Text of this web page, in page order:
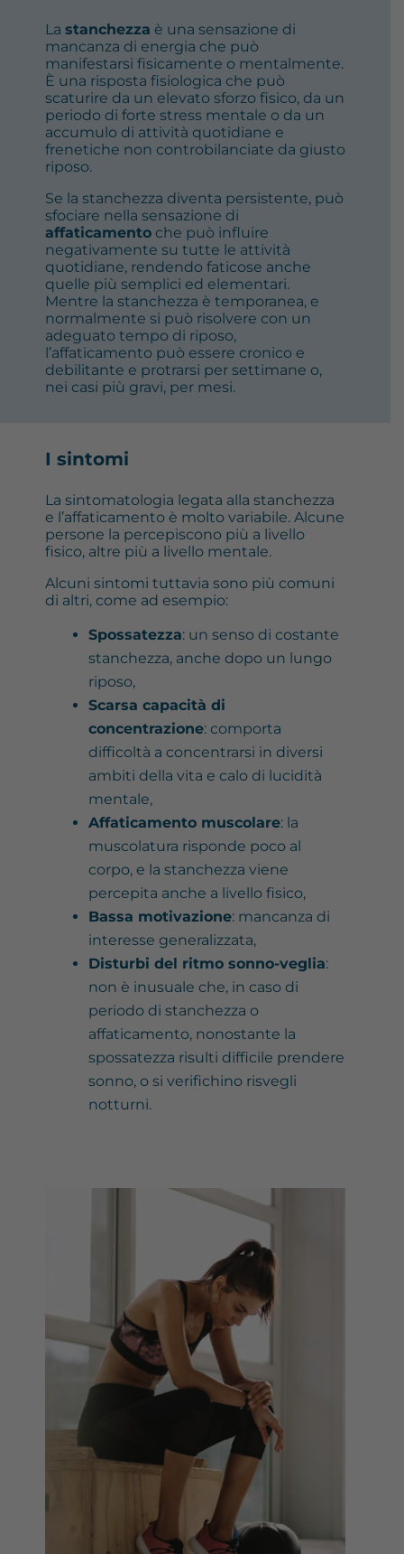
La stanchezza è una sensazione di
mancanza di energia che può
manifestarsi fisicamente o mentalmente.
È una risposta fisiologica che può
scaturire da un elevato sforzo fisico, da un
periodo di forte stress mentale o da un
accumulo di attività quotidiane e
frenetiche non controbilanciate da giusto
riposo.
Se la stanchezza diventa persistente, può
sfociare nella sensazione di
affaticamento che può influire
negativamente su tutte le attività
quotidiane, rendendo faticose anche
quelle più semplici ed elementari.
Mentre la stanchezza è temporanea, e
normalmente si può risolvere con un
adeguato tempo di riposo,
l’affaticamento può essere cronico e
debilitante e protrarsi per settimane o,
nei casi più gravi, per mesi.
I sintomi
La sintomatologia legata alla stanchezza
e l’affaticamento è molto variabile. Alcune
persone la percepiscono più a livello
fisico, altre più a livello mentale.
Alcuni sintomi tuttavia sono più comuni
di altri, come ad esempio:
Spossatezza: un senso di costante
stanchezza, anche dopo un lungo
riposo,
Scarsa capacità di
concentrazione: comporta
difficoltà a concentrarsi in diversi
ambiti della vita e calo di lucidità
mentale,
Affaticamento muscolare: la
muscolatura risponde poco al
corpo, e la stanchezza viene
percepita anche a livello fisico,
Bassa motivazione: mancanza di
interesse generalizzata,
Disturbi del ritmo sonno-veglia:
non è inusuale che, in caso di
periodo di stanchezza o
affaticamento, nonostante la
spossatezza risulti difficile prendere
sonno, o si verifichino risvegli
notturni.